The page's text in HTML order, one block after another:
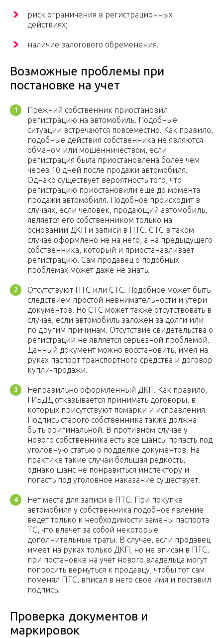
риск ограничения в регистрационных
действиях;
наличие залогового обременения.
Возможные проблемы при
постановке на учет
Прежний собственник приостановил
регистрацию на автомобиль. Подобные
ситуации встречаются повсеместно. Как правило,
подобные действия собственника не являются
обманом или мошенничеством, если
регистрация была приостановлена более чем
через 10 дней после продажи автомобиля.
Однако существует вероятность того, что
регистрацию приостановили еще до момента
продажи автомобиля. Подобное происходит в
случаях, если человек, продающий автомобиль,
является его собственником только на
основании ДКП и записи в ПТС. СТС в таком
случае оформлено не на него, а на предыдущего
собственника, который и приостанавливает
регистрацию. Сам продавец о подобных
проблемах может даже не знать.
Отсутствуют ПТС или СТС. Подобное может быть
следствием простой невнимательности и утери
документов. Но СТС может также отсутствовать в
случае, если автомобиль заложен за долги или
по другим причинам. Отсутствие свидетельства о
регистрации не является серьезной проблемой.
Данный документ можно восстановить, имея на
руках паспорт транспортного средства и договор
купли-продажи.
Неправильно оформленный ДКП. Как правило,
ГИБДД отказывается принимать договоры, в
которых присутствуют помарки и исправления.
Подпись старого собственника также должна
быть оригинальной. В противном случае у
нового собственника есть все шансы попасть под
уголовную статью о подделке документов. На
практике такие случаи большая редкость,
однако шанс не понравиться инспектору и
попасть под уголовное наказание существует.
Нет места для записи в ПТС. При покупке
автомобиля у собственника подобное явление
ведет только к необходимости замены паспорта
ТС, что влечет за собой некоторые
дополнительные траты. В случае, если продавец
имеет на руках только ДКП, но не вписан в ПТС,
при постановке на учет нового владельца могут
попросить вернуться к продавцу, чтобы тот сам
поменял ПТС, вписал в него свое имя и поставил
подпись.
Проверка документов и
маркировок